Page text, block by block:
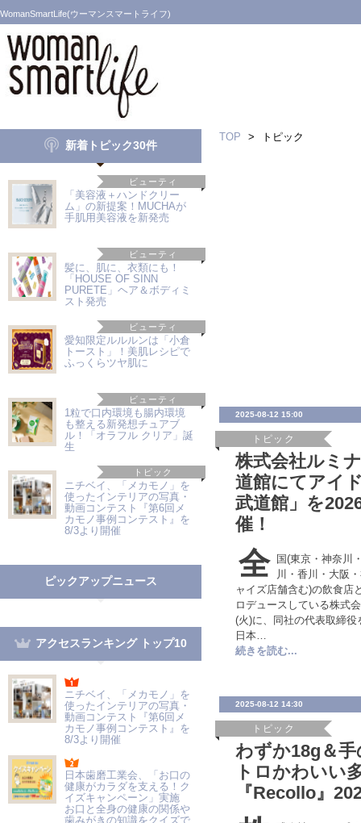
WomanSmartLife(ウーマンスマートライフ)
新着トピック30件
ビューティ
「美容液＋ハンドクリー
ム」の新提案！MUCHAが
手肌用美容液を新発売
ビューティ
髪に、肌に、衣類にも！
「HOUSE OF SINN
PURETE」ヘア＆ボディミ
スト発売
ビューティ
愛知限定ルルルンは「小倉
トースト」！美肌レシピで
ふっくらツヤ肌に
ビューティ
1粒で口内環境も腸内環境
も整える新発想チュアブ
ル！「オラフル クリア」誕
生
トピック
ニチベイ、「メカモノ」を
使ったインテリアの写真・
動画コンテスト『第6回メ
カモノ事例コンテスト』を
8/3より開催
ピックアップニュース
アクセスランキング トップ10
ニチベイ、「メカモノ」を
使ったインテリアの写真・
動画コンテスト『第6回メ
カモノ事例コンテスト』を
8/3より開催
日本歯磨工業会、「お口の
健康がカラダを支える！ク
イズキャンペーン」実施
お口と全身の健康の関係や
歯みがきの知識をクイズで
TOP > トピック
2025-08-12 15:00
トピック
株式会社ルミ
道館にてアイ
武道館」を
催！
全
国(東京・神奈川
川・香川・大阪
ャイズ店舗含む)の飲食店
ロデュースしている株式
(火)に、同社の代表取締
日本…
続きを読む...
2025-08-12 14:30
トピック
わずか18g＆
トロかわいい
『Recollo』